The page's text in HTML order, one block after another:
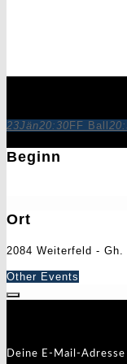
23Jän20:30 FF Ball
Beginn
Ort
2084 Weiterfeld - Gh.
Other Events
Deine E-Mail-